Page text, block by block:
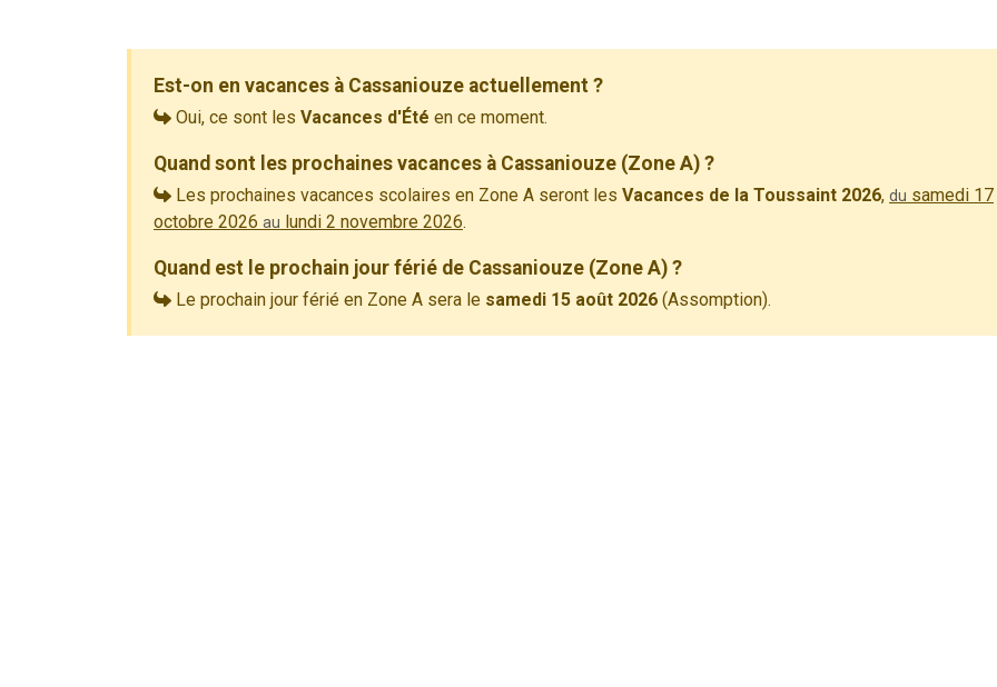
Est-on en vacances à Cassaniouze actuellement ?
Oui, ce sont les Vacances d'Été en ce moment.
Quand sont les prochaines vacances à Cassaniouze (Zone A) ?
Les prochaines vacances scolaires en Zone A seront les Vacances de la Toussaint 2026, du samedi 17
octobre 2026 au lundi 2 novembre 2026.
Quand est le prochain jour férié de Cassaniouze (Zone A) ?
Le prochain jour férié en Zone A sera le samedi 15 août 2026 (Assomption).